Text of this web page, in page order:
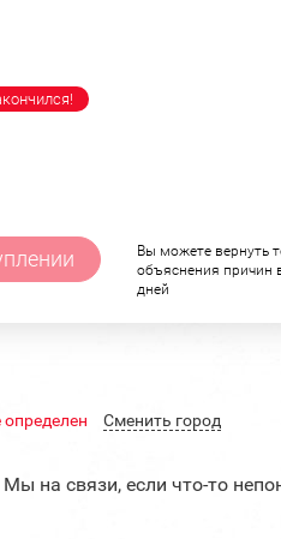
Вы можете вернуть
объяснения причин
дней
определен Cменить город
на связи, если что-то